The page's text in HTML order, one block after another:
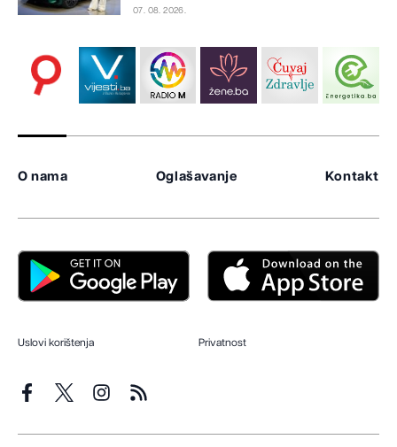
07. 08. 2026.
O nama Oglašavanje Kontakt
Uslovi korištenja Privatnost